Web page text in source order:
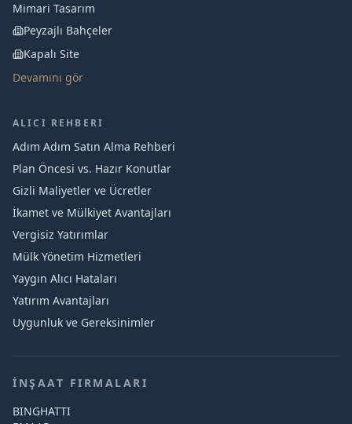
Mimari Tasarım
Peyzajlı Bahçeler
Kapalı Site
Devamını gör
ALICI REHBERI
Adım Adım Satın Alma Rehberi
Plan Öncesi vs. Hazır Konutlar
Gizli Maliyetler ve Ücretler
İkamet ve Mülkiyet Avantajları
Vergisiz Yatırımlar
Mülk Yönetim Hizmetleri
Yaygın Alıcı Hataları
Yatırım Avantajları
Uygunluk ve Gereksinimler
İNŞAAT FIRMALARI
BINGHATTI